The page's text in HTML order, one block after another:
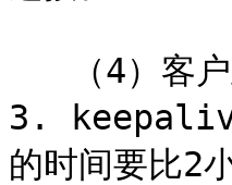
3. keepalive
的时间要比2